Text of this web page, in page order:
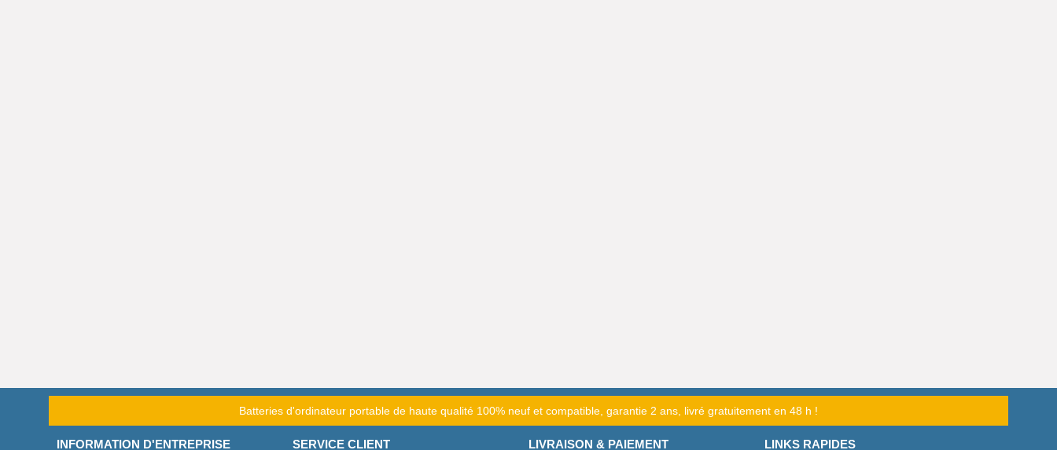
Batteries d'ordinateur portable de haute qualité 100% neuf et compatible, garantie 2 ans, livré gratuitement en 48 h !
INFORMATION D'ENTREPRISE SERVICE CLIENT LIVRAISON & PAIEMENT LINKS RAPIDES